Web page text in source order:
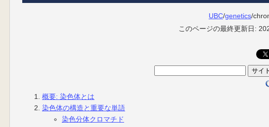
UBC/genetics/
このページの最終更新日:
概要: 染色体とは
染色体の構造と重要な単語
染色分体クロマチド